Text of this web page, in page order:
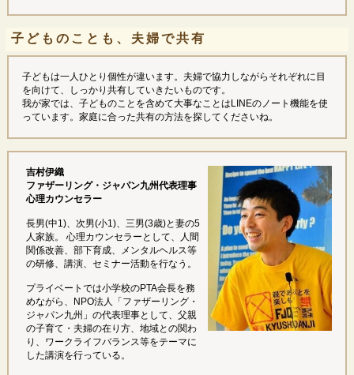
子どものことも、夫婦で共有
子どもは一人ひとり個性が違います。夫婦で協力しながらそれぞれに目
を向けて、しっかり共有していきたいものです。
我が家では、子どものことを含めて大事なことはLINEのノート機能を使
っています。家庭に合った共有の方法を探してくださいね。
吉村伊織
ファザーリング・ジャパン九州代表理事
心理カウンセラー
長男(中1)、次男(小1)、三男(3歳)と妻の5
人家族。 心理カウンセラーとして、人間
関係改善、部下育成、メンタルヘルス等
の研修、講演、セミナー活動を行なう。
プライベートでは小学校のPTA会長を務
めながら、NPO法人「ファザーリング・
ジャパン九州」の代表理事として、父親
の子育て・夫婦の在り方、地域との関わ
り、ワークライフバランス等をテーマに
した講演を行っている。